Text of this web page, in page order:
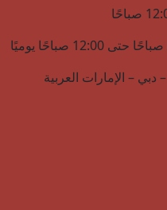
شارع الخوانيج – المزهر – المزهر 1 – دبي – الإمارات العربية